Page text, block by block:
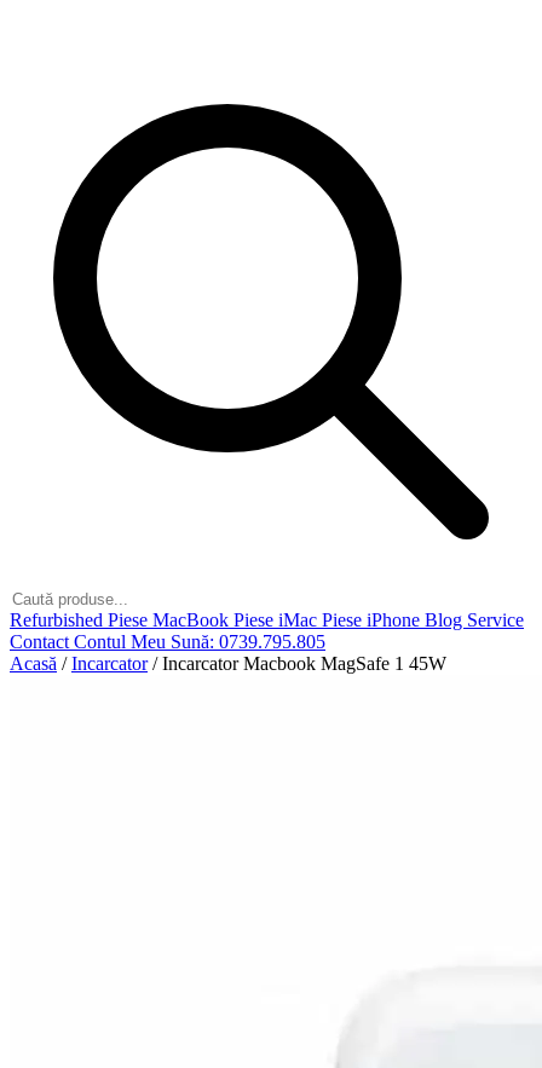
Refurbished Piese MacBook Piese iMac Piese iPhone Blog Service
Contact Contul Meu Sună: 0739.795.805
Acasă / Incarcator / Incarcator Macbook MagSafe 1 45W